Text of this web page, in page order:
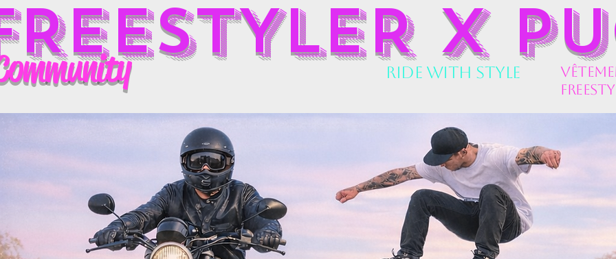
X
Ride With Style